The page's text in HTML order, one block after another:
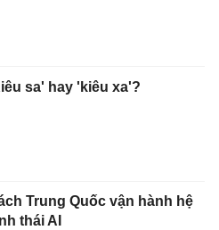
sa' hay 'kiêu xa'?
Trung Quốc vận hành hệ
thái AI